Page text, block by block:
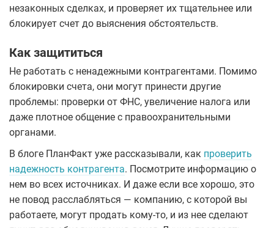
незаконных сделках, и проверяет их тщательнее или
блокирует счет до выяснения обстоятельств.
Как защититься
Не работать с ненадежными контрагентами. Помимо
блокировки счета, они могут принести другие
проблемы: проверки от ФНС, увеличение налога или
даже плотное общение с правоохранительными
органами.
В блоге ПланФакт уже рассказывали, как проверить
надежность контрагента. Посмотрите информацию о
нем во всех источниках. И даже если все хорошо, это
не повод расслабляться — компанию, с которой вы
работаете, могут продать кому-то, и из нее сделают